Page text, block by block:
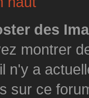
des
montrer
n'y a
sur ce